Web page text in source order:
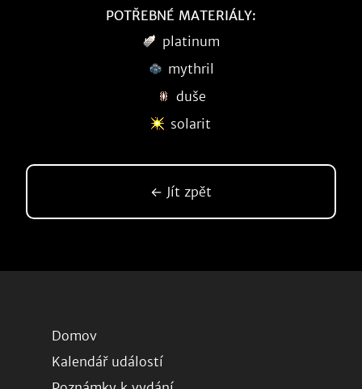
POTŘEBNÉ MATERIÁLY:
platinum
mythril
duše
solarit
← Jít zpět
Domov
Kalendář událostí